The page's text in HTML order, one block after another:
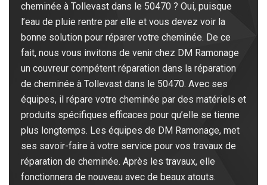
cheminée à Tollevast dans le 50470 ? Oui, puisque
l’eau de pluie rentre par elle et vous devez voir la
bonne solution pour réparer votre cheminée. De ce
fait, nous vous invitons de venir chez DM Ramonage
un couvreur compétent réparation dans la réparation
de cheminée à Tollevast dans le 50470. Avec ses
équipes, il répare votre cheminée par des matériels et
produits spécifiques efficaces pour qu’elle se tienne
plus longtemps. Les équipes de DM Ramonage, met
ses savoir-faire à votre service pour vos travaux de
réparation de cheminée. Après les travaux, elle
fonctionnera de nouveau avec de beaux atouts.